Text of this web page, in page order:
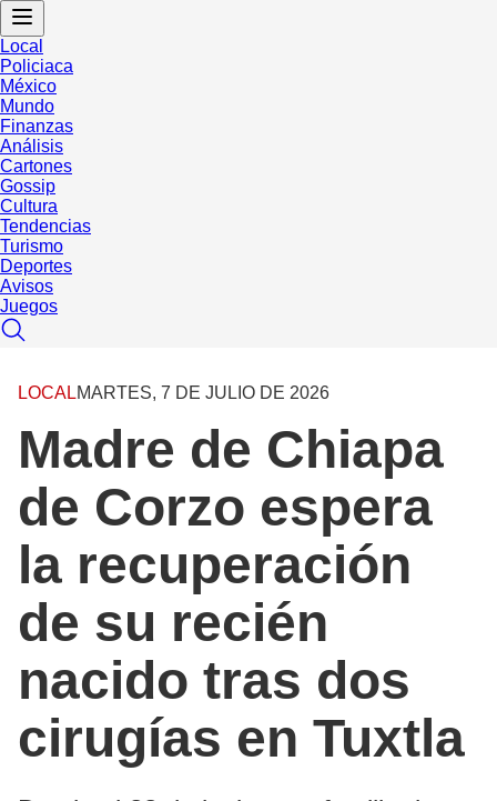
Local
Policiaca
México
Mundo
Finanzas
Análisis
Cartones
Gossip
Cultura
Tendencias
Turismo
Deportes
Avisos
Juegos
LOCALMARTES, 7 DE JULIO DE 2026
Madre de Chiapa
de Corzo espera
la recuperación
de su recién
nacido tras dos
cirugías en Tuxtla